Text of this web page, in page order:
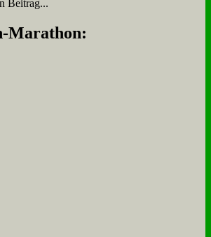
Beitrag...
Ma­ra­thon: